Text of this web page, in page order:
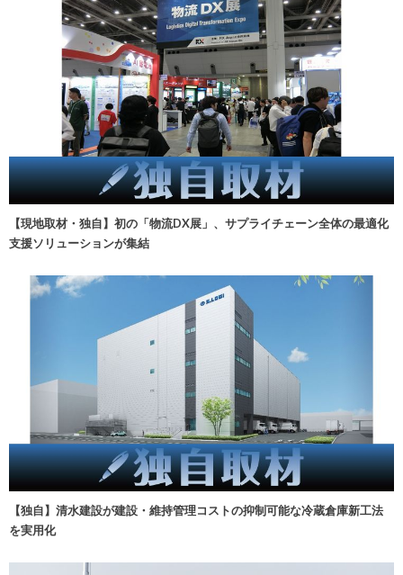
【現地取材・独自】初の「物流DX展」、サプライチェーン全体の最適化
支援ソリューションが集結
【独自】清水建設が建設・維持管理コストの抑制可能な冷蔵倉庫新工法
を実用化